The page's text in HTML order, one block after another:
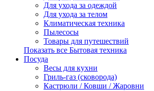
Для ухода за одеждой
Для ухода за телом
Климатическая техника
Пылесосы
Товары для путешествий
Показать все Бытовая техника
Посуда
Весы для кухни
Гриль-газ (сковорода)
Кастрюли / Ковши / Жаровни